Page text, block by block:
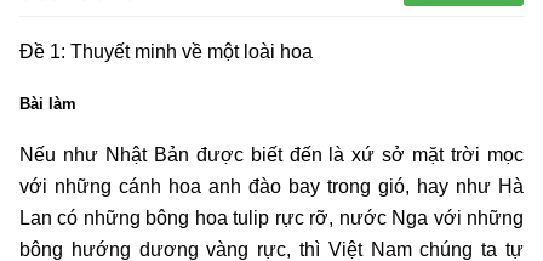
Đề 1: Thuyết minh về một loài hoa
Bài làm
Nếu như Nhật Bản được biết đến là xứ sở mặt trời mọc
với những cánh hoa anh đào bay trong gió, hay như Hà
Lan có những bông hoa tulip rực rỡ, nước Nga với những
bông hướng dương vàng rực, thì Việt Nam chúng ta tự